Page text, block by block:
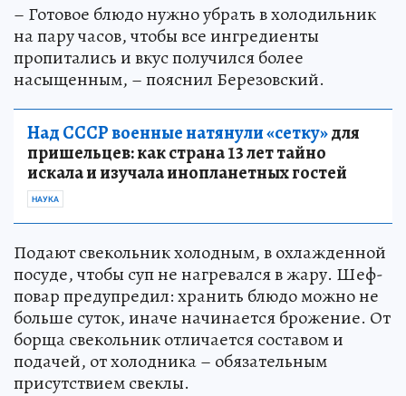
– Готовое блюдо нужно убрать в холодильник
на пару часов, чтобы все ингредиенты
пропитались и вкус получился более
насыщенным, – пояснил Березовский.
Над СССР военные натянули «сетку»для
пришельцев: как страна 13 лет тайно
искала и изучала инопланетных гостей
НАУКА
Подают свекольник холодным, в охлажденной
посуде, чтобы суп не нагревался в жару. Шеф-
повар предупредил: хранить блюдо можно не
больше суток, иначе начинается брожение. От
борща свекольник отличается составом и
подачей, от холодника – обязательным
присутствием свеклы.